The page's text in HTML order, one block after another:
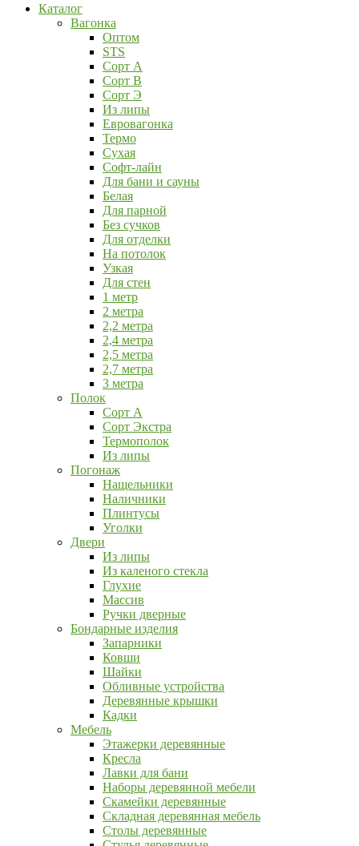
Каталог
Вагонка
Оптом
STS
Сорт А
Сорт В
Сорт Э
Из липы
Евровагонка
Термо
Сухая
Софт-лайн
Для бани и сауны
Белая
Для парной
Без сучков
Для отделки
На потолок
Узкая
Для стен
1 метр
2 метра
2,2 метра
2,4 метра
2,5 метра
2,7 метра
3 метра
Полок
Сорт А
Сорт Экстра
Термополок
Из липы
Погонаж
Нащельники
Наличники
Плинтусы
Уголки
Двери
Из липы
Из каленого стекла
Глухие
Массив
Ручки дверные
Бондарные изделия
Запарники
Ковши
Шайки
Обливные устройства
Деревянные крышки
Кадки
Мебель
Этажерки деревянные
Кресла
Лавки для бани
Наборы деревянной мебели
Скамейки деревянные
Складная деревянная мебель
Столы деревянные